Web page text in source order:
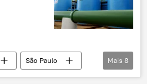
São Paulo
MDB
Mais 8